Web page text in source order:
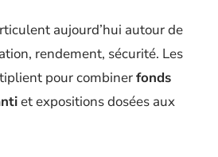
aujourd’hui autour de
rendement, sécurité. Les
pour combinerfonds
et expositions dosées aux